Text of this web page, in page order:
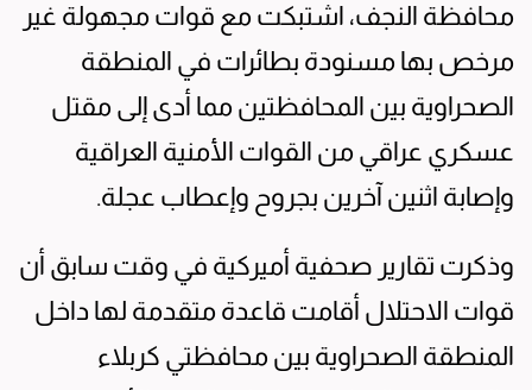
محافظة النجف، اشتبكت مع قوات مجهولة غير
مرخص بها مسنودة بطائرات في المنطقة
الصحراوية بين المحافظتين مما أدى إلى مقتل
عسكري عراقي من القوات الأمنية العراقية
وإصابة اثنين آخرين بجروح وإعطاب عجلة.
وذكرت تقارير صحفية أميركية في وقت سابق أن
قوات الاحتلال أقامت قاعدة متقدمة لها داخل
المنطقة الصحراوية بين محافظتي كربلاء